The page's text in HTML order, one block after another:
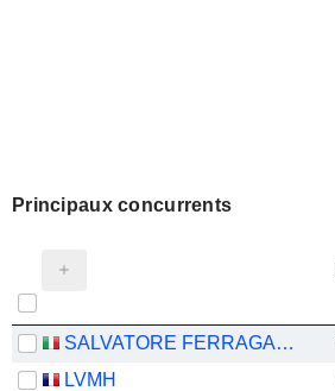
Principaux concurrents
SALVATORE FERRAGAMO S.P.A.
LVMH